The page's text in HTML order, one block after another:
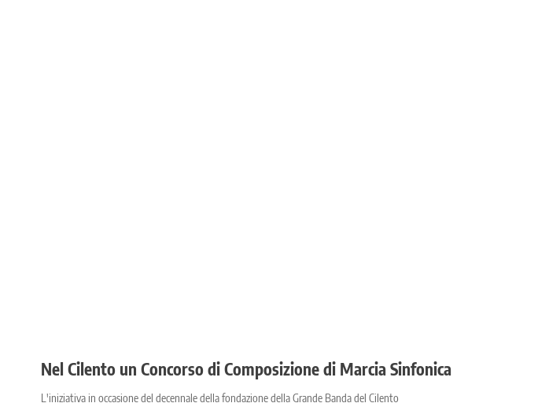
Nel Cilento un Concorso di Composizione di Marcia Sinfonica
L'iniziativa in occasione del decennale della fondazione della Grande Banda del Cilento